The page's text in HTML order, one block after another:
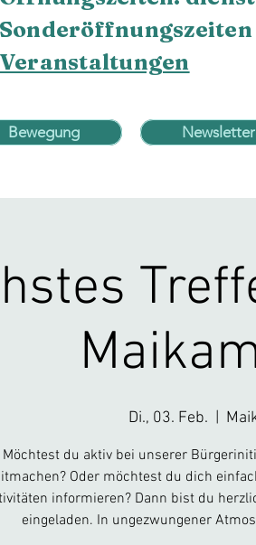
Sonderöffnungszeiten
Veranstaltungen
Bewegung Newsletter
Di., 03. Feb.
Möchtest du aktiv bei unserer
Oder möchtest du dich
informieren? Dann bist du
eingeladen. In ungezwungener